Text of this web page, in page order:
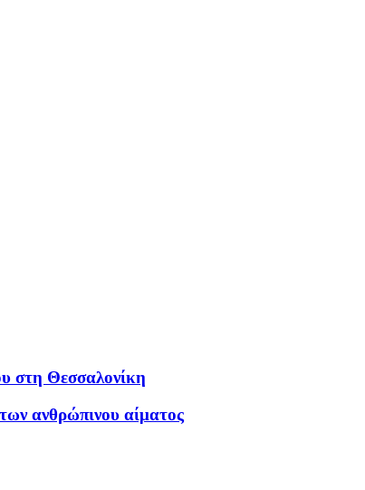
στη Θεσσαλονίκη
ανθρώπινου αίματος